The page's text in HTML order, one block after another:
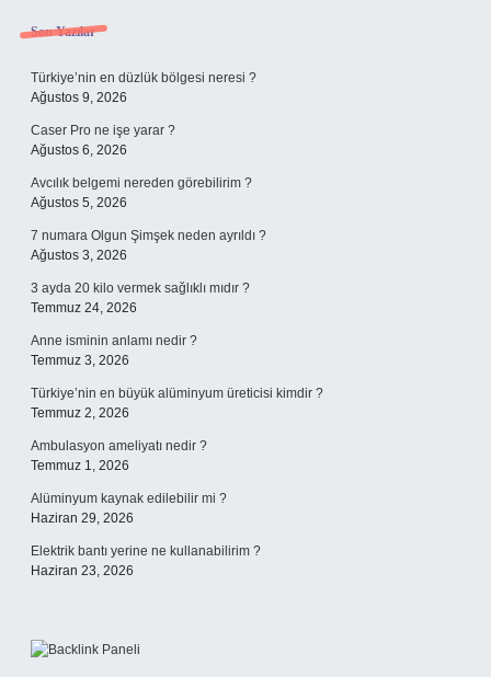
Sidebar
Son Yazılar
Türkiye’nin en düzlük bölgesi neresi ?
Ağustos 9, 2026
Caser Pro ne işe yarar ?
Ağustos 6, 2026
Avcılık belgemi nereden görebilirim ?
Ağustos 5, 2026
7 numara Olgun Şimşek neden ayrıldı ?
Ağustos 3, 2026
3 ayda 20 kilo vermek sağlıklı mıdır ?
Temmuz 24, 2026
Anne isminin anlamı nedir ?
Temmuz 3, 2026
Türkiye’nin en büyük alüminyum üreticisi kimdir ?
Temmuz 2, 2026
Ambulasyon ameliyatı nedir ?
Temmuz 1, 2026
Alüminyum kaynak edilebilir mi ?
Haziran 29, 2026
Elektrik bantı yerine ne kullanabilirim ?
Haziran 23, 2026